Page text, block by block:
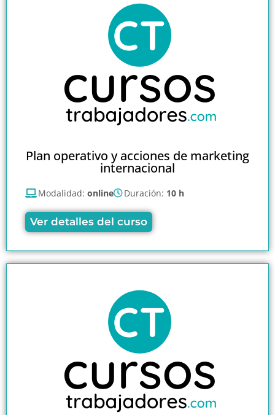
Plan operativo y acciones de marketing
internacional
Modalidad: online Duración: 10 h
Ver detalles del curso